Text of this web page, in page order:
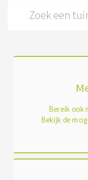
Bereik ook
Bekijk de